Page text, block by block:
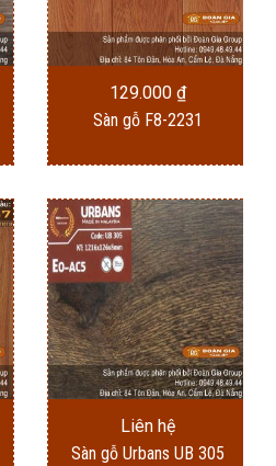
129.000 ₫
Sàn gỗ F8-2231
Liên hệ
Sàn gỗ Urbans UB 305